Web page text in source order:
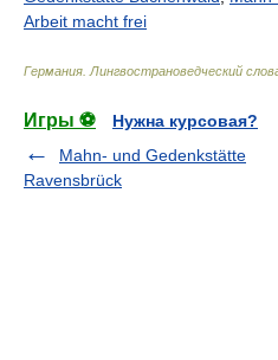
Arbeit macht frei
Германия. Лингвострановедческий
Игры ⚽
Нужна курсовая?
Mahn- und Gedenkstätte
Ravensbrück